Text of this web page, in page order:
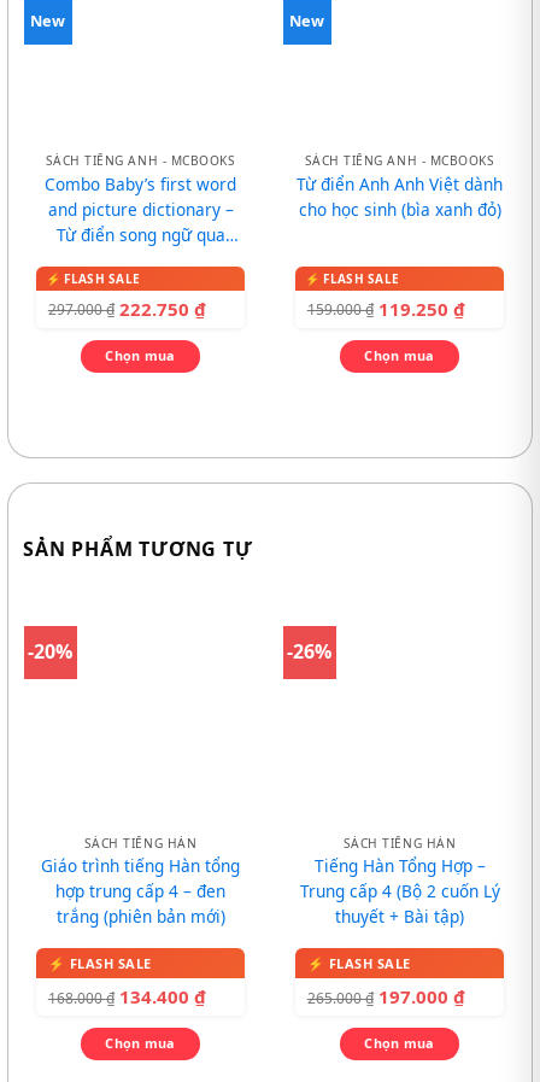
New
SÁCH TIẾNG ANH - MCBOOKS
Combo Baby’s first word
and picture dictionary –
Từ điển song ngữ qua
297.000₫ 222.750 ₫
Chọn mua
New
SÁCH TIẾNG ANH - MCBOOKS
Từ điển Anh Anh Việt dành
cho học sinh (bìa xanh đỏ)
159.000₫ 119.250 ₫
Chọn mua
SẢN PHẨM TƯƠNG TỰ
-20%
SÁCH TIẾNG HÀN
Giáo trình tiếng Hàn tổng
hợp trung cấp 4 – đen
trắng (phiên bản mới)
168.000₫ 134.400 ₫
Chọn mua
-26%
SÁCH TIẾNG HÀN
Tiếng Hàn Tổng Hợp –
Trung cấp 4 (Bộ 2 cuốn Lý
thuyết + Bài tập)
265.000₫ 197.000 ₫
Chọn mua